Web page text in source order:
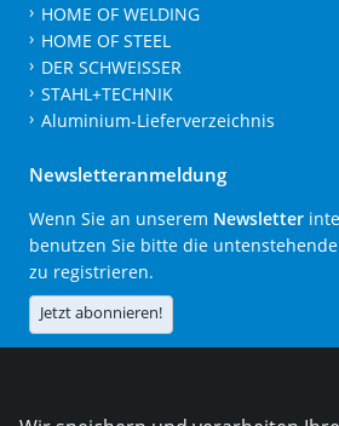
HOME OF WELDING
HOME OF STEEL
DER SCHWEISSER
STAHL+TECHNIK
Aluminium-Lieferverzeichnis
Newsletteranmeldung
Wenn Sie an unserem Newsletter
benutzen Sie bitte die
zu registrieren.
Jetzt abonnieren!
Die DVS Media GmbH ist ein